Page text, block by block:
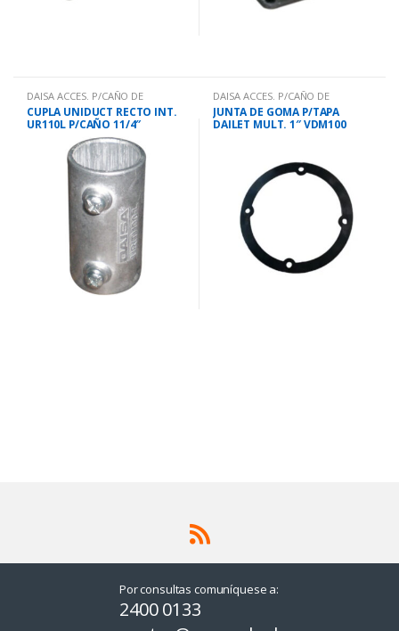
DAISA ACCES. P/CAÑO DE
HO.GALV
CUPLA UNIDUCT RECTO INT.
UR110L P/CAÑO 11/4″
DAISA ACCES. P/CAÑO DE
HO.GALV
JUNTA DE GOMA P/TAPA
DAILET MULT. 1″ VDM100
Por consultas comuníquese a:
2400 0133